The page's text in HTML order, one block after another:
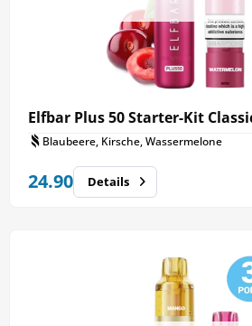
Elfbar Plus 50 Starter-Kit
Blaubeere, Kirsche, Wassermelone
24.90 Details